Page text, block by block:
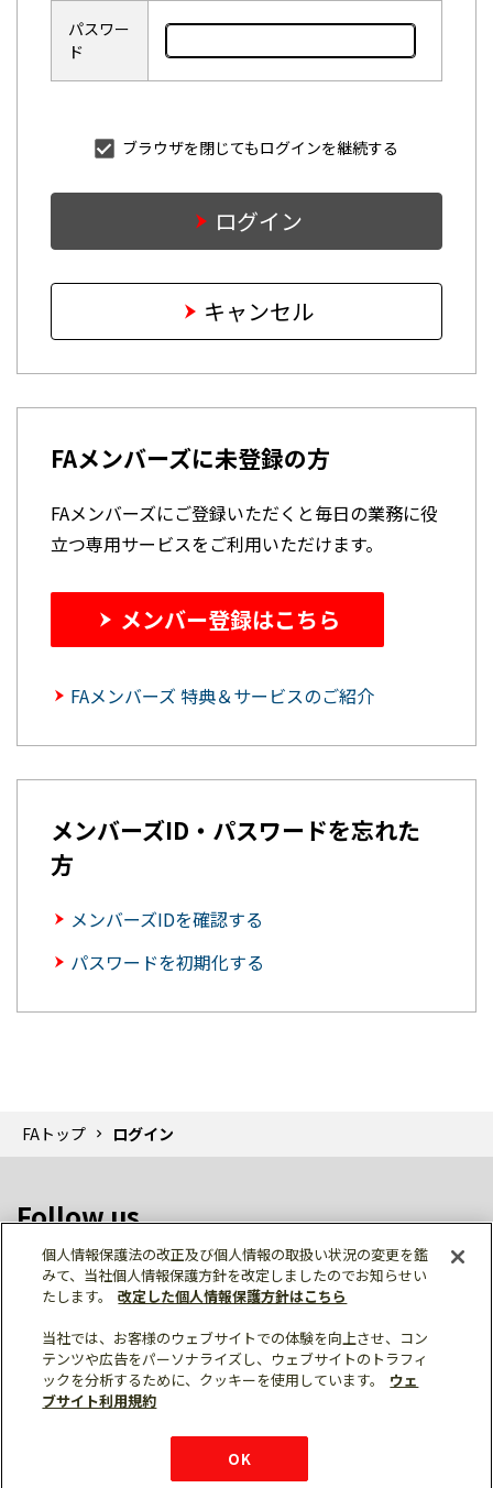
パスワー
ド
ブラウザを閉じてもログインを継続する
ログイン
キャンセル
FAメンバーズに未登録の方
FAメンバーズにご登録いただくと毎日の業務に役
立つ専用サービスをご利用いただけます。
メンバー登録はこちら
FAメンバーズ 特典＆サービスのご紹介
メンバーズID・パスワードを忘れた
方
メンバーズIDを確認する
パスワードを初期化する
FAトップ ログイン
Follow us
個人情報保護 利用規約
ご利用にあたって
サイトマップ
三菱電機トップ
個人情報保護法の改正及び個人情報の取扱い状況の変更を鑑
みて、当社個人情報保護方針を改定しましたのでお知らせい
たします。
改定した個人情報保護方針はこちら
当社では、お客様のウェブサイトでの体験を向上させ、コン
テンツや広告をパーソナライズし、ウェブサイトのトラフィ
ックを分析するために、クッキーを使用しています。
ウェ
ブサイト利用規約
OK